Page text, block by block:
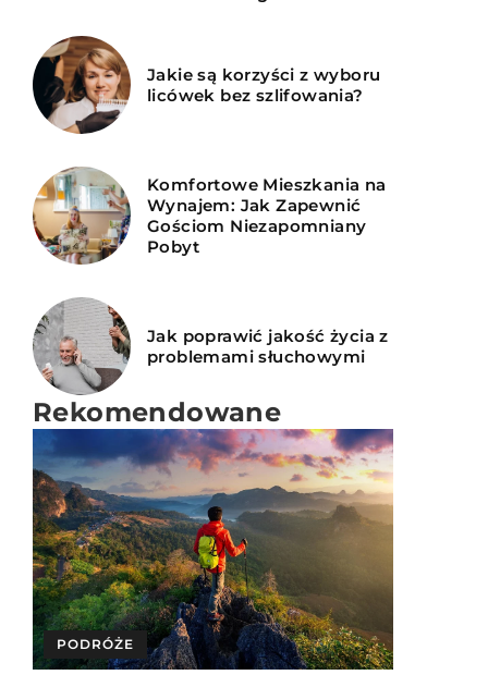
Jakie są korzyści z wyboru
licówek bez szlifowania?
Komfortowe Mieszkania na
Wynajem: Jak Zapewnić
Gościom Niezapomniany
Pobyt
Jak poprawić jakość życia z
problemami słuchowymi
Rekomendowane
SPOKOJNA GŁOWA
PODRÓŻE
INNE